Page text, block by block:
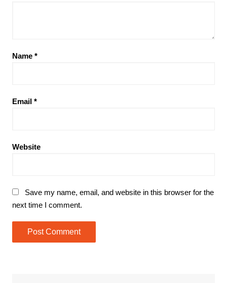
Name *
Email *
Website
Save my name, email, and website in this browser for the
next time I comment.